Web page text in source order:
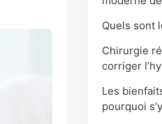
Quels sont
Chirurgie
corriger
Les
pourquoi